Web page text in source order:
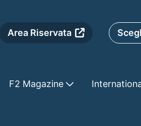
Area Riservata
F2 Magazine
rettore della